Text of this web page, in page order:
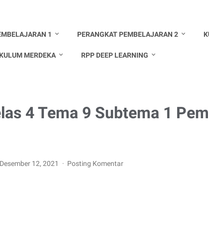
1 PERANGKAT PEMBELAJARAN 2
MERDEKA RPP DEEP LEARNING
4 Tema 9 Subtema 1
Desember 12, 2021 Posting Komentar